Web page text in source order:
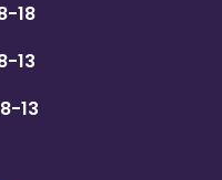
18
13
13